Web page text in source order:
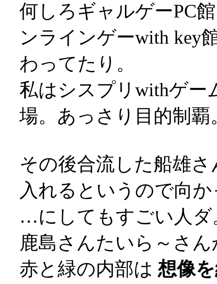
何しろギャルゲーPC
ンラインゲーwith key
わってたり。
私はシスプリwithゲー
場。あっさり目的制覇
その後合流した船雄
入れるというので向
…にしてもすごい人ダ
鹿島さんたいら～さ
赤と緑の内部は 想像